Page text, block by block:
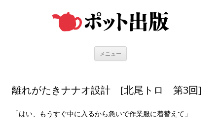
メニュー
離れがたきナナオ設計 [北尾トロ 第3回]
「はい、もうすぐ中に入るから急いで作業服に着替えて」